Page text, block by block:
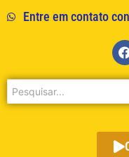
Entre em contato